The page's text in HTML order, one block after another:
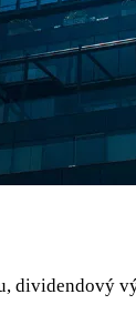
dividendový